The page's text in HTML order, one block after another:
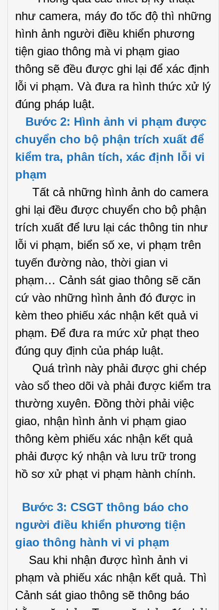
như camera, máy đo tốc độ thì những
hình ảnh người điều khiển phương
tiện giao thông mà vi phạm giao
thông sẽ đều được ghi lại để xác định
lỗi vi phạm. Và đưa ra hình thức xử lý
đúng pháp luật.
Bước 2: Hình ảnh vi phạm được
chuyển cho bộ phận trích xuất để
kiểm tra, phân tích, xác định lỗi vi
phạm
Tất cả những hình ảnh do camera
ghi lại đều được chuyển cho bộ phận
trích xuất để lưu lại các thông tin như
lỗi vi phạm, biển số xe, vi phạm trên
tuyến đường nào, thời gian vi
phạm… Cảnh sát giao thông sẽ căn
cứ vào những hình ảnh đó được in
kèm theo phiếu xác nhận kết quả vi
phạm. Để đưa ra mức xử phạt theo
đúng quy định của pháp luật.
Quá trình này phải được ghi chép
vào sổ theo dõi và phải được kiểm tra
thường xuyên. Đồng thời phải việc
giao, nhận hình ảnh vi phạm giao
thông kèm phiếu xác nhận kết quả
phải được ký nhận và lưu trữ trong
hồ sơ xử phạt vi phạm hành chính.
Bước 3: CSGT thông báo cho
người điều khiển phương tiện
giao thông hành vi vi phạm
Sau khi nhận được hình ảnh vi
phạm và phiếu xác nhận kết quả. Thì
Cảnh sát giao thông sẽ thông báo